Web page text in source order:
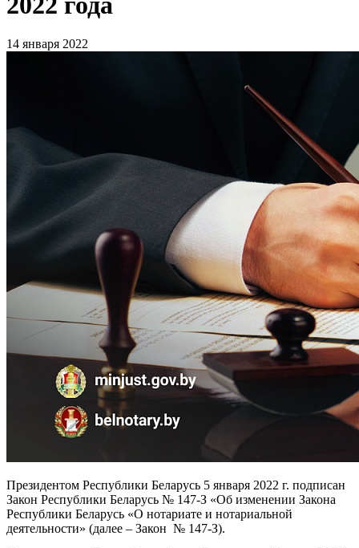
14 января 2022
Президентом Республики Беларусь 5 января 2022 г. подписан
Закон Республики Беларусь № 147-З «Об изменении Закона
Республики Беларусь «О нотариате и нотариальной
деятельности» (далее – Закон № 147-З).